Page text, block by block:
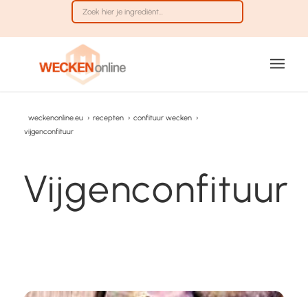
weckenonline.eu › recepten › confituur wecken ›
vijgenconfituur
Vijgenconfituur